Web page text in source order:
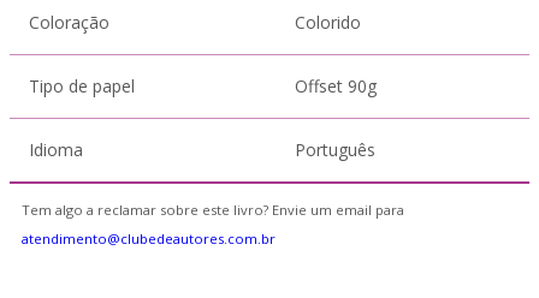
Coloração Colorido
Tipo de papel Offset 90g
Idioma Português
Tem algo a reclamar sobre este livro? Envie um email para
atendimento@clubedeautores.com.br